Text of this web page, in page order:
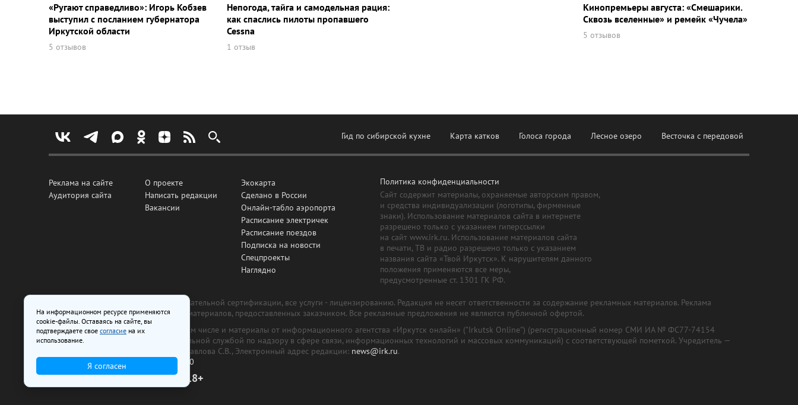
«Ругают справедливо»: Игорь Кобзев
выступил с посланием губернатора
Иркутской области
5 отзывов
Непогода, тайга и самодельная рация:
как спаслись пилоты пропавшего
Cessna
1 отзыв
Кинопремьеры августа: «Смешарики.
Сквозь вселенные» и ремейк «Чучела»
5 отзывов
Гид по сибирской кухне Карта катков Голоса города Лесное озеро Весточка с передовой
Реклама на сайте
Аудитория сайта
О проекте
Написать редакции
Вакансии
Экокарта
Сделано в России
Онлайн-табло аэропорта
Расписание электричек
Расписание поездов
Подписка на новости
Спецпроекты
Наглядно
Политика конфиденциальности
Сайт содержит материалы, охраняемые авторским правом,
и средства индивидуализации (логотипы, фирменные
знаки). Использование материалов сайта в интернете
разрешено только с указанием гиперссылки
на сайт www.irk.ru. Использование материалов сайта
в печати, ТВ и радио разрешено только с указанием
названия сайта «Твой Иркутск». К нарушителям данного
положения применяются все меры,
предусмотренные ст. 1301 ГК РФ.
Все рекламные товары подлежат обязательной сертификации, все услуги - лицензированию. Редакция не несет ответственности за содержание рекламных материалов. Реклама
изготовлена и размещена на основе материалов, предоставленных заказчиком. Все рекламные предложения не являются публичной офертой.
На сайте www.irk.ru размещаются в том числе и материалы от информационного агентства «Иркутск онлайн» ("Irkutsk Online") (регистрационный номер СМИ ИА № ФС77-74154
от 29 октября 2018 г., выдан Федеральной службой по надзору в сфере связи, информационных технологий и массовых коммуникаций) с соответствующей пометкой. Учредитель —
ООО «Ирк.ру». Главный редактор — Павлова С.В., Электронный адрес редакции: news@irk.ru.
Телефон редакции:
+7 (3952) 48-88-50
18+
На информационном ресурсе применяются
cookie-файлы. Оставаясь на сайте, вы
подтверждаете свое согласие на их
использование.
Я согласен